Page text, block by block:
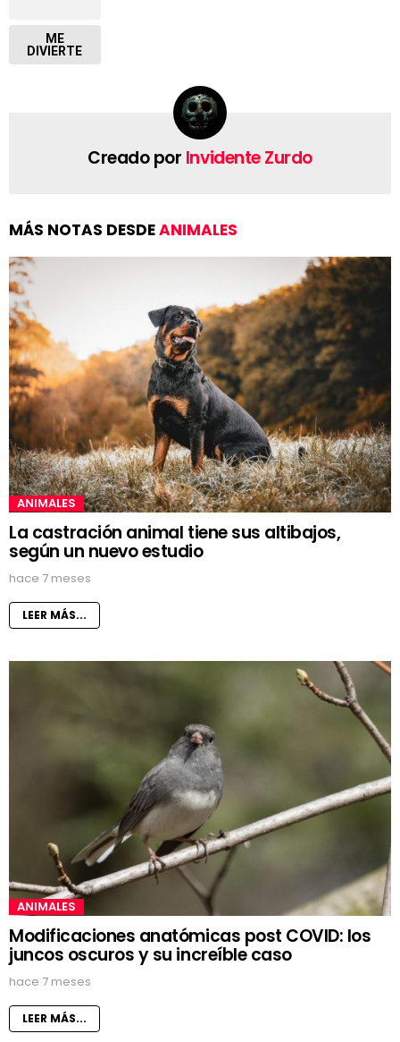
ME
DIVIERTE
Creado por Invidente Zurdo
MÁS NOTAS DESDEANIMALES
ANIMALES
La castración animal tiene sus altibajos,
según un nuevo estudio
hace 7 meses
LEER MÁS...
ANIMALES
Modificaciones anatómicas post COVID: los
juncos oscuros y su increíble caso
hace 7 meses
LEER MÁS...